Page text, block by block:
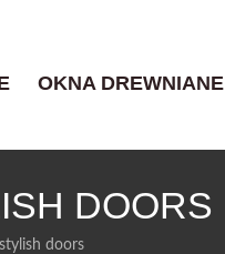
OKNA DREWNIANE
DOORS
doors